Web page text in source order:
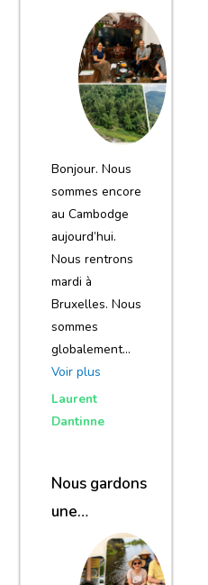
satisfaits du
voyage
Bonjour. Nous
sommes encore
au Cambodge
aujourd’hui.
Nous rentrons
mardi à
Bruxelles. Nous
sommes
globalement…
Voir plus
Laurent
Dantinne
Nous gardons
une
excellente
impression de